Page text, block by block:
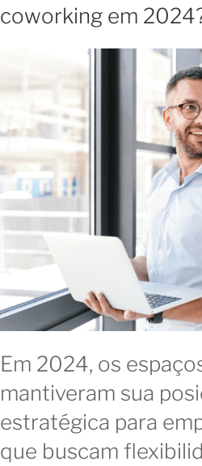
–
e
Floripa
coworking em
Em 2024, os
mantiveram sua
estratégica para
que buscam